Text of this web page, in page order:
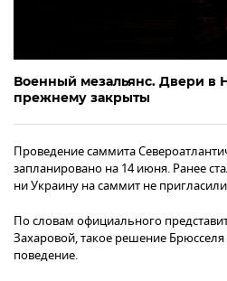
Военный мезальянс. Двери в
прежнему закрыты
Проведение саммита
запланировано на 14 июня. Ранее
ни Украину на саммит не
По словам официального
Захаровой, такое решение
поведение.